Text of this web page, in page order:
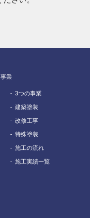
事業
3つの事業
建築塗装
改修工事
特殊塗装
施工の流れ
施工実績一覧